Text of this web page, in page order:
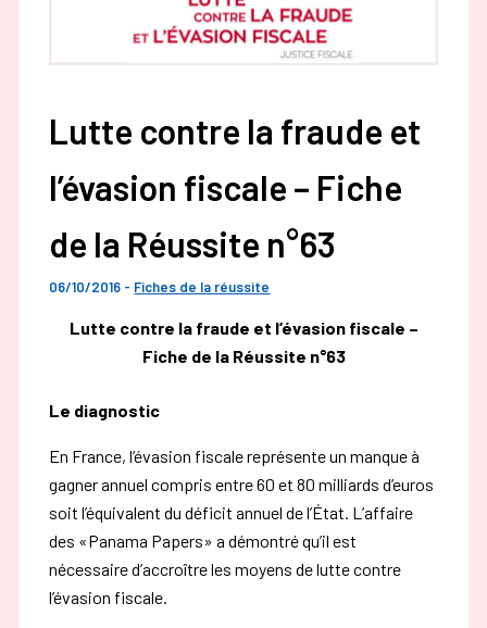
Lutte contre la fraude et
l’évasion fiscale – Fiche
de la Réussite n°63
06/10/2016 - Fiches de la réussite
Lutte contre la fraude et l’évasion fiscale –
Fiche de la Réussite n°63
Le diagnostic
En France, l’évasion fiscale représente un manque à
gagner annuel compris entre 60 et 80 milliards d’euros
soit l’équivalent du déficit annuel de l’État. L’affaire
des «Panama Papers» a démontré qu’il est
nécessaire d’accroître les moyens de lutte contre
l’évasion fiscale.